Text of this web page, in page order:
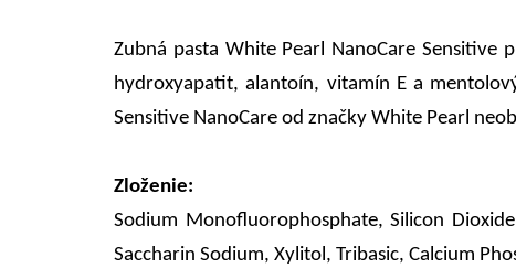
Zubná pasta White Pearl NanoCare
hydroxyapatit, alantoín, vitamín E a
Sensitive NanoCare od značky White Pearl
Zloženie:
Sodium Monofluorophosphate, Silicon
Saccharin Sodium, Xylitol, Tribasic, Calcium